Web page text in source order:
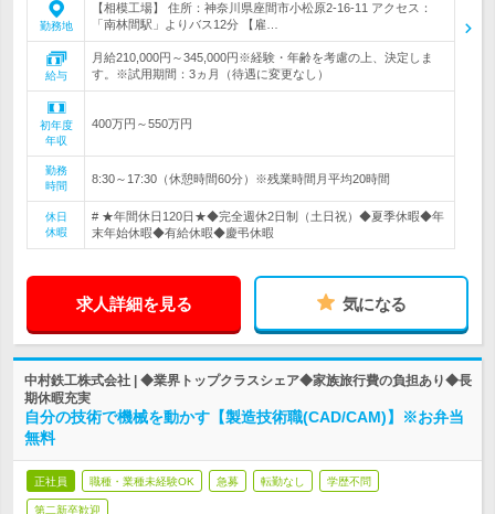
勤務地
【相模工場】 住所：神奈川県座間市小松原2-16-11 アクセス：
「南林間駅」よりバス12分 【雇…
給与
月給210,000円～345,000円※経験・年齢を考慮の上、決定しま
す。※試用期間：3ヵ月（待遇に変更なし）
初年度
年収
400万円～550万円
勤務
時間
8:30～17:30（休憩時間60分）※残業時間月平均20時間
休日
休暇
# ★年間休日120日★◆完全週休2日制（土日祝）◆夏季休暇◆年
末年始休暇◆有給休暇◆慶弔休暇
求人詳細を見る 気になる
中村鉄工株式会社 | ◆業界トップクラスシェア◆家族旅行費の負担あり◆長
期休暇充実
自分の技術で機械を動かす【製造技術職(CAD/CAM)】※お弁当
無料
正社員 職種・業種未経験OK 急募 転勤なし 学歴不問
第二新卒歓迎